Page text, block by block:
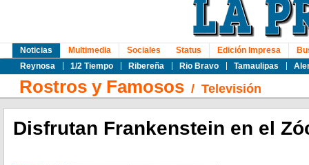
Noticias
Reynosa
1/2 Tiempo Ribereña Rio Bravo Tamaulipas
Multimedia Sociales Status Edición Impresa
Rostros y Famosos / Televisión
Disfrutan Frankenstein en el